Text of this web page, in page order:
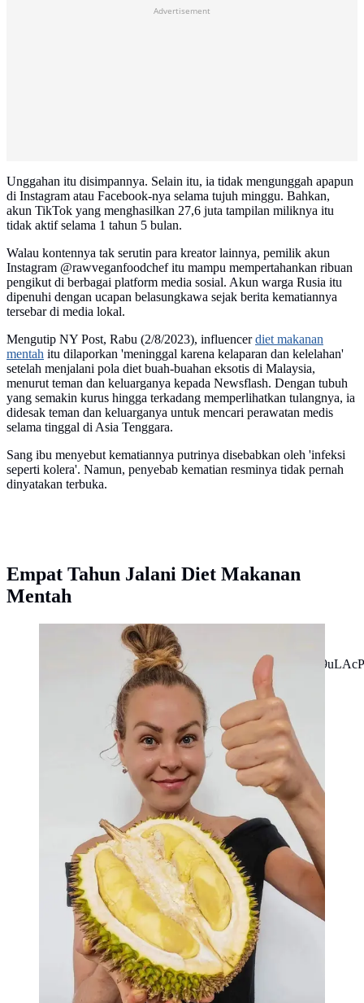
Advertisement
Unggahan itu disimpannya. Selain itu, ia tidak mengunggah apapun
di Instagram atau Facebook-nya selama tujuh minggu. Bahkan,
akun TikTok yang menghasilkan 27,6 juta tampilan miliknya itu
tidak aktif selama 1 tahun 5 bulan.
Walau kontennya tak serutin para kreator lainnya, pemilik akun
Instagram @rawveganfoodchef itu mampu mempertahankan ribuan
pengikut di berbagai platform media sosial. Akun warga Rusia itu
dipenuhi dengan ucapan belasungkawa sejak berita kematiannya
tersebar di media lokal.
Mengutip NY Post, Rabu (2/8/2023), influencerdiet makanan
mentah itu dilaporkan 'meninggal karena kelaparan dan kelelahan'
setelah menjalani pola diet buah-buahan eksotis di Malaysia,
menurut teman dan keluarganya kepada Newsflash. Dengan tubuh
yang semakin kurus hingga terkadang memperlihatkan tulangnya, ia
didesak teman dan keluarganya untuk mencari perawatan medis
selama tinggal di Asia Tenggara.
Sang ibu menyebut kematiannya putrinya disebabkan oleh 'infeksi
seperti kolera'. Namun, penyebab kematian resminya tidak pernah
dinyatakan terbuka.
Empat Tahun Jalani Diet Makanan
Mentah
Zhanna Samsonova alias Zhanna D'Art, influencer diet
vegan makanan mentah. (dok. Instagram
@rawveganfoodchef/https://www.instagram.com/p/
img_index=1/Dinny Mutiah)